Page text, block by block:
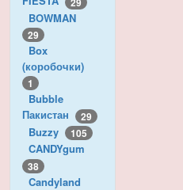
BOWMAN
29
Box
(коробочки)
1
Bubble
Пакистан
29
Buzzy 105
CANDYgum
38
Candyland